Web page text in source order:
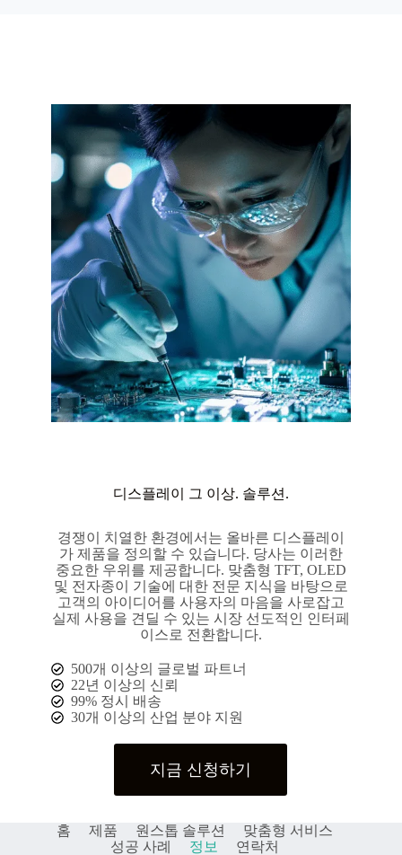
디스플레이 그 이상. 솔루션.
경쟁이 치열한 환경에서는 올바른 디스플레이
가 제품을 정의할 수 있습니다. 당사는 이러한
중요한 우위를 제공합니다. 맞춤형 TFT, OLED
및 전자종이 기술에 대한 전문 지식을 바탕으로
고객의 아이디어를 사용자의 마음을 사로잡고
실제 사용을 견딜 수 있는 시장 선도적인 인터페
이스로 전환합니다.
500개 이상의 글로벌 파트너
22년 이상의 신뢰
99% 정시 배송
30개 이상의 산업 분야 지원
지금 신청하기
홈 제품 원스톱 솔루션
맞춤형 서비스
성공 사례
정보 연락처